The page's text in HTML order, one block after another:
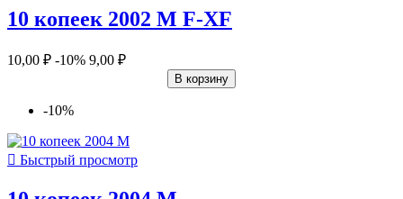
10 копеек 2002 М F-XF
10,00 ₽ -10% 9,00 ₽
В корзину
-10%
 Быстрый просмотр